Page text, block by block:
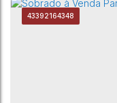
43392164348